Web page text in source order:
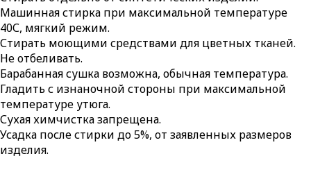
Машинная стирка при максимальной температуре
40С, мягкий режим.
Стирать моющими средствами для цветных тканей.
Не отбеливать.
Барабанная сушка возможна, обычная температура.
Гладить с изнаночной стороны при максимальной
температуре утюга.
Сухая химчистка запрещена.
Усадка после стирки до 5%, от заявленных размеров
изделия.